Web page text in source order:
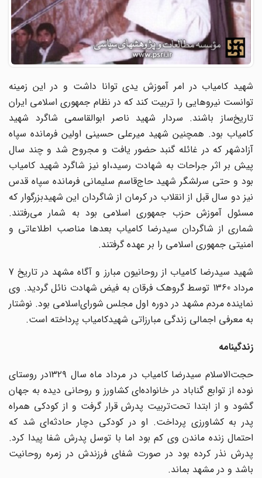
شهید کامیاب در امر آموزش یدی توانا داشت و در این زمینه
توانست نیروهایی را تربیت کند که در نظام جمهوری ‌اسلامی ایران
تاریخ‌ساز باشند. سردار شهید ناصر ابوالقاسمی شاگرد شهید
کامیاب بود. همچنین شهید میرعلی حسینی اولین فرمانده سپاه
آزادشهر که در غائله گنبد حضور یافت و مجروح شد و چند سال
پیش بر اثر جراحات به شهادت رسید،او نیز شاگرد شهید کامیاب
بود و حتی سرلشگر شهید حاج‌قاسم سلیمانی فرمانده سپاه‌ قدس
نیز دو سال قبل از انقلاب در کرمان از شاگردان این شهیدبزرگوار که
مسئول آموزش حزب ‌جمهوری ‌اسلامی بود به شمار می‌رفتند.
شماری از شاگردان سیدرضا کامیاب بعدها مناصب اطلاعاتی و
امنیتی جمهوری ‌اسلامی را بر عهده گرفتند.
شهید سیدرضا کامیاب از روحانیون مبارز و آگاه مشهد در تاریخ 7
مرداد 1360 توسط گروهک فرقان به فیض شهادت نائل گردید. وی
نماینده مردم مشهد در دوره اول مجلس شورای‌اسلامی بود. نوشتار
به معرفی اجمالی زندگی‌ مبارزاتی شهیدکامیاب پرداخته است.
زندگینامه
حجت‌الاسلام سیدرضا کامیاب در مرداد ماه سال ۱۳۲۹در روستای
نوده از توابع گناباد در خانواده‌ای کشاورز و روحانی دیده به جهان
گشود و از ابتدا تحت‌تربیت پدرش قرار گرفت و از کودکی همراه
پدر به کشاورزی پرداخت. او در کودکی دچار حادثه‌ای شد که
احتمال زنده ماندن وی کم بود اما با توسل پدرش شفا پیدا کرد.
پدرش نذر کرده بود در صورت شفای فرزندش در زمره روحانیت
باشد و در مشهد بماند.